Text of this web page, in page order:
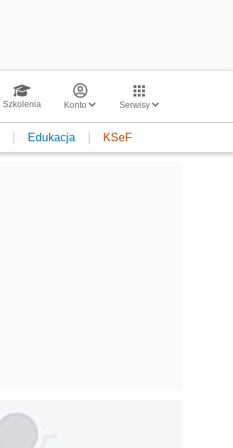
Szkolenia Konto Serwisy
Edukacja KSeF